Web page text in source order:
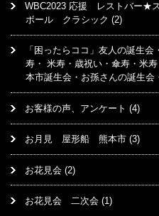
WBC2023 応援 レストバー★
ボール クラシック (2)
「困ったらココ」友人の誕生
寿・ 米寿・歳祝い・傘寿・米
本市誕生会・お孫さんの誕生会
お客様の声、アンケート (4)
お月見 屋形船 熊本市 (3)
お花見会 (2)
お花見会 二次会 (1)